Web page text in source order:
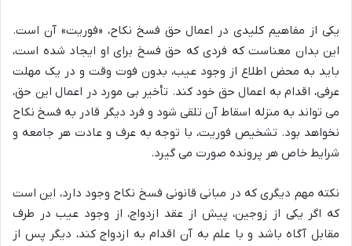
یکی از مفاهیم کلیدی در اعمال حق فسخ نکاح، «فوریت» آن است.
این بدان معناست که فردی که حق فسخ برای او ایجاد شده است،
باید به محض اطلاع از وجود عیب، بدون فوت وقت و در یک مهلت
عرفی، اقدام به اعمال حق خود کند. تأخیر بی مورد در اعمال این حق،
می تواند به منزله اسقاط آن تلقی شود و فرد دیگر قادر به فسخ نکاح
نخواهد بود. تشخیص فوریت، با توجه به عرف و عادت هر جامعه و
شرایط خاص هر پرونده صورت می گیرد.
نکته مهم دیگری که در مبانی قانونی فسخ نکاح وجود دارد، این است
که اگر یکی از زوجین، پیش از عقد ازدواج، از وجود عیب در طرف
مقابل آگاه باشد و با علم به آن اقدام به ازدواج کند، دیگر پس از